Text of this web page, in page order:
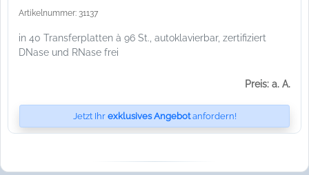
Artikelnummer: 31137
in 40 Transferplatten à 96 St., autoklavierbar, zertifiziert
DNase und RNase frei
Preis: a. A.
Jetzt Ihr exklusives Angebotanfordern!